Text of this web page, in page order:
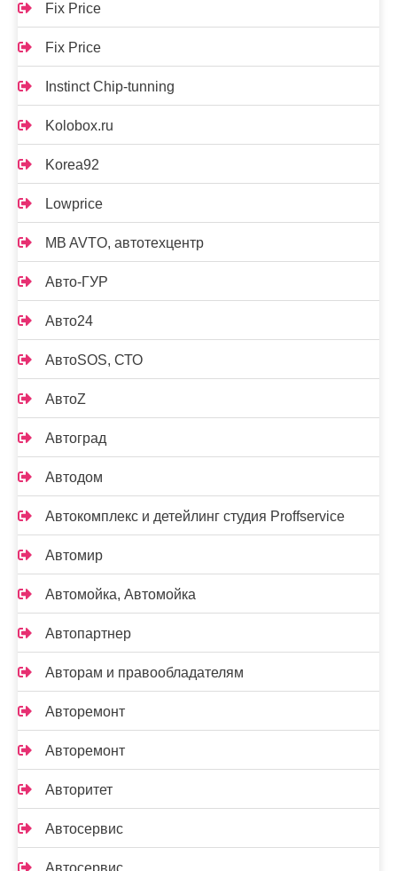
Fix Price
Fix Price
Instinct Chip-tunning
Kolobox.ru
Korea92
Lowprice
MB AVTO, автотехцентр
Авто-ГУР
Авто24
АвтоSOS, СТО
АвтоZ
Автоград
Автодом
Автокомплекс и детейлинг студия Proffservice
Автомир
Автомойка, Автомойка
Автопартнер
Авторам и правообладателям
Авторемонт
Авторемонт
Авторитет
Автосервис
Автосервис